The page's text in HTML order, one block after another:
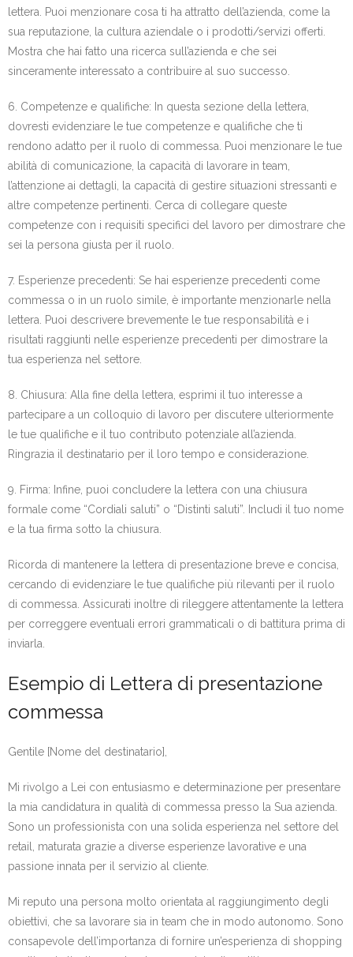
lettera. Puoi menzionare cosa ti ha attratto dell’azienda, come la
sua reputazione, la cultura aziendale o i prodotti/servizi offerti.
Mostra che hai fatto una ricerca sull’azienda e che sei
sinceramente interessato a contribuire al suo successo.
6. Competenze e qualifiche: In questa sezione della lettera,
dovresti evidenziare le tue competenze e qualifiche che ti
rendono adatto per il ruolo di commessa. Puoi menzionare le tue
abilità di comunicazione, la capacità di lavorare in team,
l’attenzione ai dettagli, la capacità di gestire situazioni stressanti e
altre competenze pertinenti. Cerca di collegare queste
competenze con i requisiti specifici del lavoro per dimostrare che
sei la persona giusta per il ruolo.
7. Esperienze precedenti: Se hai esperienze precedenti come
commessa o in un ruolo simile, è importante menzionarle nella
lettera. Puoi descrivere brevemente le tue responsabilità e i
risultati raggiunti nelle esperienze precedenti per dimostrare la
tua esperienza nel settore.
8. Chiusura: Alla fine della lettera, esprimi il tuo interesse a
partecipare a un colloquio di lavoro per discutere ulteriormente
le tue qualifiche e il tuo contributo potenziale all’azienda.
Ringrazia il destinatario per il loro tempo e considerazione.
9. Firma: Infine, puoi concludere la lettera con una chiusura
formale come “Cordiali saluti” o “Distinti saluti”. Includi il tuo nome
e la tua firma sotto la chiusura.
Ricorda di mantenere la lettera di presentazione breve e concisa,
cercando di evidenziare le tue qualifiche più rilevanti per il ruolo
di commessa. Assicurati inoltre di rileggere attentamente la lettera
per correggere eventuali errori grammaticali o di battitura prima di
inviarla.
Esempio di Lettera di presentazione
commessa
Gentile [Nome del destinatario],
Mi rivolgo a Lei con entusiasmo e determinazione per presentare
la mia candidatura in qualità di commessa presso la Sua azienda.
Sono un professionista con una solida esperienza nel settore del
retail, maturata grazie a diverse esperienze lavorative e una
passione innata per il servizio al cliente.
Mi reputo una persona molto orientata al raggiungimento degli
obiettivi, che sa lavorare sia in team che in modo autonomo. Sono
consapevole dell’importanza di fornire un’esperienza di shopping